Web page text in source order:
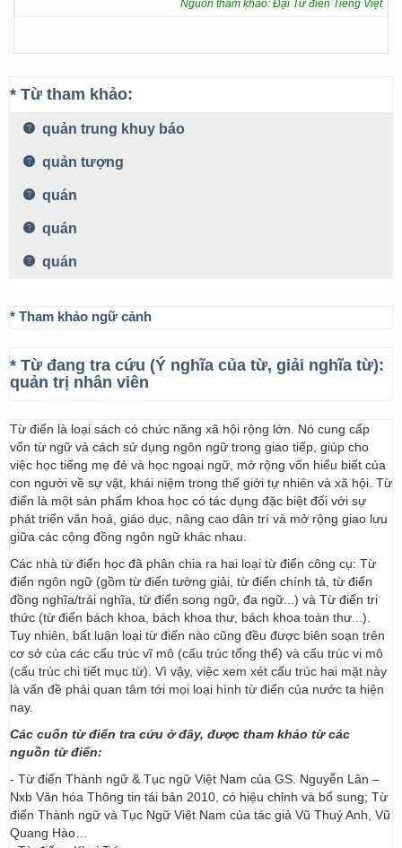
Nguồn tham khảo: Đại Từ điển Tiếng Việt
* Từ tham khảo:
quản trung khuy báo
quản tượng
quán
quán
quán
* Tham khảo ngữ cảnh
* Từ đang tra cứu (Ý nghĩa của từ, giải nghĩa từ):
quản trị nhân viên
Từ điển là loại sách có chức năng xã hội rộng lớn. Nó cung cấp
vốn từ ngữ và cách sử dụng ngôn ngữ trong giao tiếp, giúp cho
việc học tiếng mẹ đẻ và học ngoại ngữ, mở rộng vốn hiểu biết của
con người về sự vật, khái niệm trong thế giới tự nhiên và xã hội. Từ
điển là một sản phẩm khoa học có tác dụng đặc biệt đối với sự
phát triển văn hoá, giáo dục, nâng cao dân trí và mở rộng giao lưu
giữa các cộng đồng ngôn ngữ khác nhau.
Các nhà từ điển học đã phân chia ra hai loại từ điển công cụ: Từ
điển ngôn ngữ (gồm từ điển tường giải, từ điển chính tả, từ điển
đồng nghĩa/trái nghĩa, từ điển song ngữ, đa ngữ...) và Từ điển tri
thức (từ điển bách khoa, bách khoa thư, bách khoa toàn thư...).
Tuy nhiên, bất luận loại từ điển nào cũng đều được biên soạn trên
cơ sở của các cấu trúc vĩ mô (cấu trúc tổng thể) và cấu trúc vi mô
(cấu trúc chi tiết mục từ). Vì vậy, việc xem xét cấu trúc hai mặt này
là vấn đề phải quan tâm tới mọi loại hình từ điển của nước ta hiện
nay.
Các cuốn từ điển tra cứu ở đây, được tham khảo từ các
nguồn từ điển:
- Từ điển Thành ngữ & Tục ngữ Việt Nam của GS. Nguyễn Lân –
Nxb Văn hóa Thông tin tái bản 2010, có hiệu chỉnh và bổ sung; Từ
điển Thành ngữ và Tục Ngữ Việt Nam của tác giả Vũ Thuý Anh, Vũ
Quang Hào…